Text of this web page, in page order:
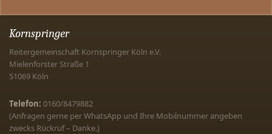
Kornspringer
Reitergemeinschaft Kornspringer Köln e.V.
Mielenforster Straße 1
51069 Köln
Telefon: 0160/8479882
(Anfragen gerne per WhatsApp und Ihre Mobilnummer angeben
zwecks Rückruf – Danke.)